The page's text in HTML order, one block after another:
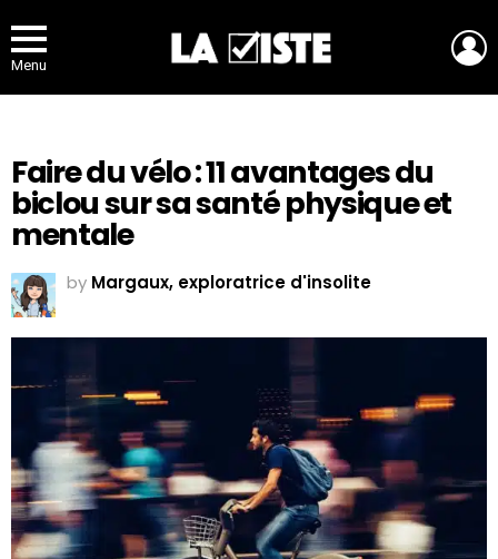
Menu
Faire du vélo : 11 avantages du
biclou sur sa santé physique et
mentale
by Margaux, exploratrice d'insolite